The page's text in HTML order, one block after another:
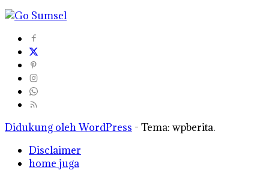
Didukung oleh WordPress - Tema: wpberita.
Disclaimer
home juga